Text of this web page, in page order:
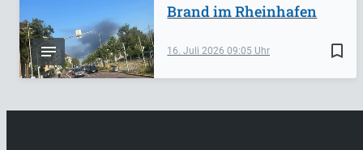
bookmark_border
16. Juli 202609:05
Brand im Rheinhafen